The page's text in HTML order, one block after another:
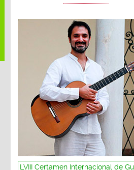
LVIII Certamen Internacional de